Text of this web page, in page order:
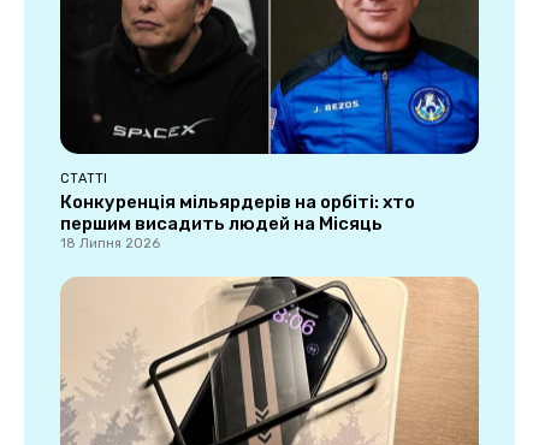
СТАТТІ
Конкуренція мільярдерів на орбіті: хто
першим висадить людей на Місяць
18 Липня 2026